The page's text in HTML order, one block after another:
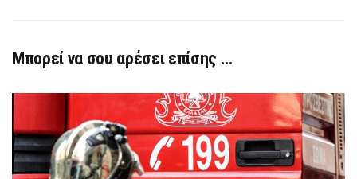
Μπορεί να σου αρέσει επίσης …